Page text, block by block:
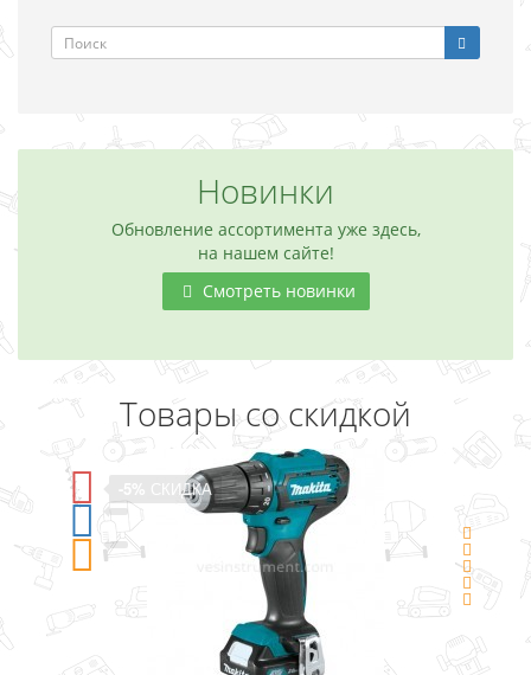
Новинки
Обновление ассортимента уже здесь,
на нашем сайте!
Смотреть новинки
Товары со скидкой